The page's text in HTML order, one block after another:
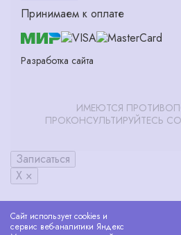
Принимаем к оплате
Разработка сайта
ИМЕЮТСЯ
ПРОКОНСУЛЬТИРУЙТЕСЬ
Сайт использует cookies и
сервис веб-аналитики Яндекс
Записаться
X ×
Запишитесь на